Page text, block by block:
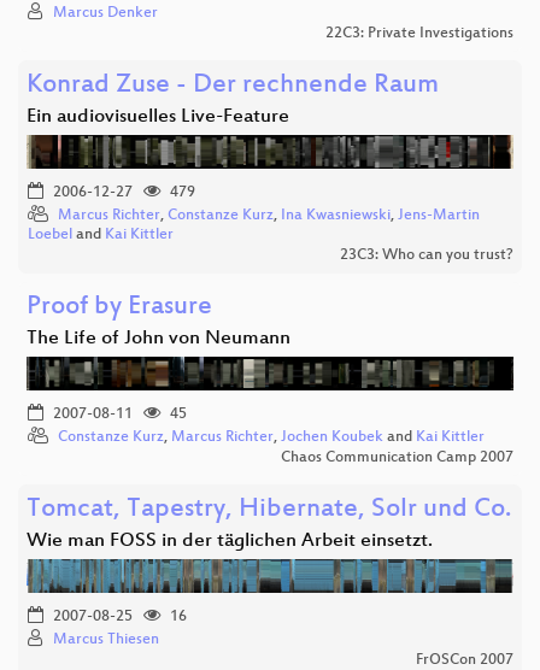
Marcus Denker
22C3: Private Investigations
Konrad Zuse - Der rechnende Raum
Ein audiovisuelles Live-Feature
2006-12-27
479
Marcus Richter, Constanze Kurz, Ina Kwasniewski, Jens-Martin
Loebel and Kai Kittler
23C3: Who can you trust?
Proof by Erasure
The Life of John von Neumann
2007-08-11
45
Constanze Kurz, Marcus Richter, Jochen Koubek and Kai Kittler
Chaos Communication Camp 2007
Tomcat, Tapestry, Hibernate, Solr und Co.
Wie man FOSS in der täglichen Arbeit einsetzt.
2007-08-25
16
Marcus Thiesen
FrOSCon 2007